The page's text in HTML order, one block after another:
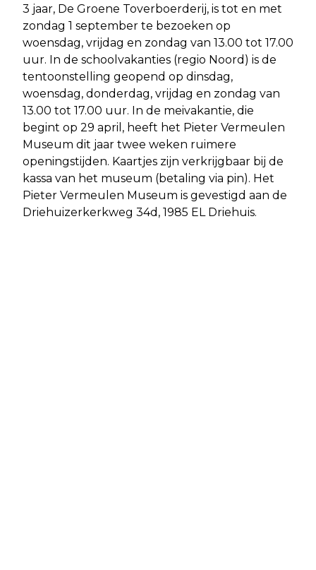
3 jaar, De Groene Toverboerderij, is tot en met
zondag 1 september te bezoeken op
woensdag, vrijdag en zondag van 13.00 tot 17.00
uur. In de schoolvakanties (regio Noord) is de
tentoonstelling geopend op dinsdag,
woensdag, donderdag, vrijdag en zondag van
13.00 tot 17.00 uur. In de meivakantie, die
begint op 29 april, heeft het Pieter Vermeulen
Museum dit jaar twee weken ruimere
openingstijden. Kaartjes zijn verkrijgbaar bij de
kassa van het museum (betaling via pin). Het
Pieter Vermeulen Museum is gevestigd aan de
Driehuizerkerkweg 34d, 1985 EL Driehuis.